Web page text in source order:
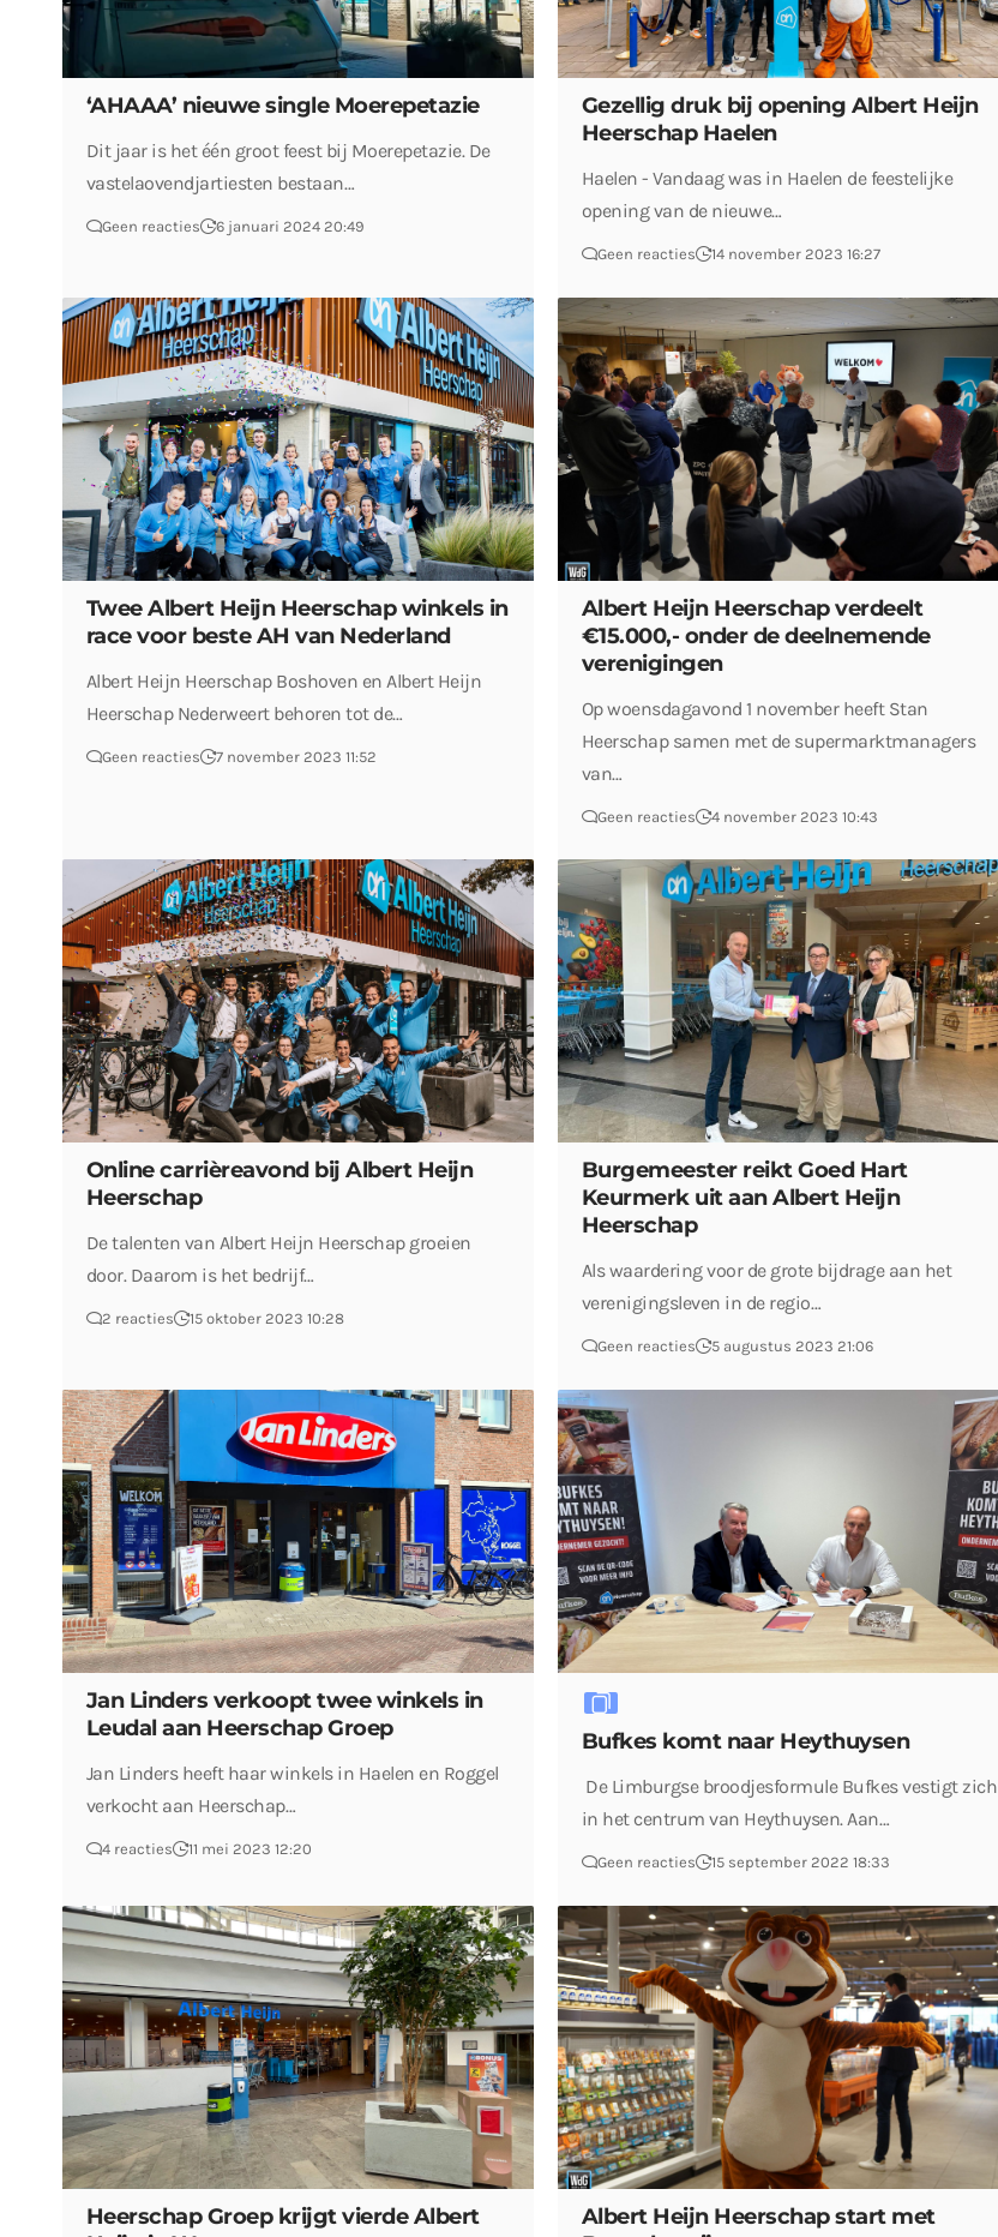
‘AHAAA’ nieuwe single Moerepetazie
Dit jaar is het één groot feest bij Moerepetazie. De
vastelaovendjartiesten bestaan…
Geen reacties 6 januari 2024 20:49
Gezellig druk bij opening Albert Heijn
Heerschap Haelen
Haelen - Vandaag was in Haelen de feestelijke
opening van de nieuwe…
Geen reacties 14 november 2023 16:27
Twee Albert Heijn Heerschap winkels in
race voor beste AH van Nederland
Albert Heijn Heerschap Boshoven en Albert Heijn
Heerschap Nederweert behoren tot de…
Geen reacties 7 november 2023 11:52
Albert Heijn Heerschap verdeelt
€15.000,- onder de deelnemende
verenigingen
Op woensdagavond 1 november heeft Stan
Heerschap samen met de supermarktmanagers
van…
Geen reacties 4 november 2023 10:43
Online carrièreavond bij Albert Heijn
Heerschap
De talenten van Albert Heijn Heerschap groeien
door. Daarom is het bedrijf…
2 reacties 15 oktober 2023 10:28
Burgemeester reikt Goed Hart
Keurmerk uit aan Albert Heijn
Heerschap
Als waardering voor de grote bijdrage aan het
verenigingsleven in de regio…
Geen reacties 5 augustus 2023 21:06
Jan Linders verkoopt twee winkels in
Leudal aan Heerschap Groep
Jan Linders heeft haar winkels in Haelen en Roggel
verkocht aan Heerschap…
4 reacties 11 mei 2023 12:20
Bufkes komt naar Heythuysen
De Limburgse broodjesformule Bufkes vestigt zich
in het centrum van Heythuysen. Aan…
Geen reacties 15 september 2022 18:33
Heerschap Groep krijgt vierde Albert
Albert Heijn Heerschap start met